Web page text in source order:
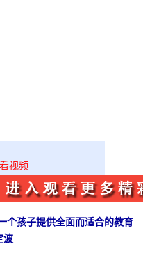
视频
个孩子提供全面而适合的教育
波